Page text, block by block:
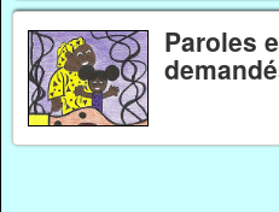
Paroles